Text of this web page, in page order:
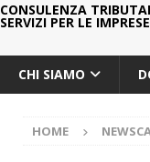
CONSULENZA
SERVIZI PER LE
CHI SIAMO
HOME